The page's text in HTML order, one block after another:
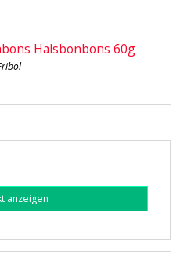
Halsbonbons 60g
anzeigen